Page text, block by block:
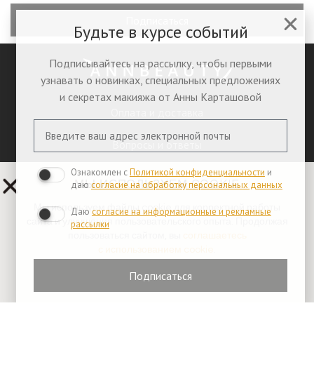
Вопросы и ответы
Руководство по уходу
Пресса
Юридические документы
МЫ ИСПОЛЬЗУЕМ COOKIE
Мы используем файлы cookie для корректной работы
сайта и улучшения пользовательского опыта. Продолжая
Будьте в курсе событий
Подписывайтесь на рассылку, чтобы первыми
узнавать о новинках, специальных предложениях
и секретах макияжа от Анны Карташовой
Ознакомлен сПолитикой конфиденциальности и
даю согласие на обработку персональных данных
Даю согласие на информационные и рекламные
рассылки
Подписаться